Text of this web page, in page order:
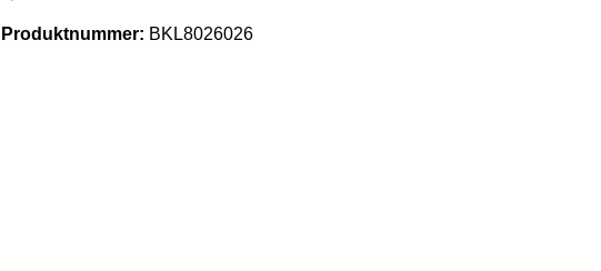
Produktnummer: BKL8026026